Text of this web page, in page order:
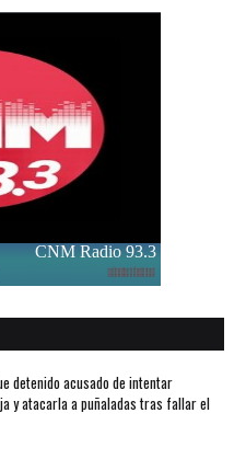
detenido acusado de intentar
y atacarla a puñaladas tras fallar el